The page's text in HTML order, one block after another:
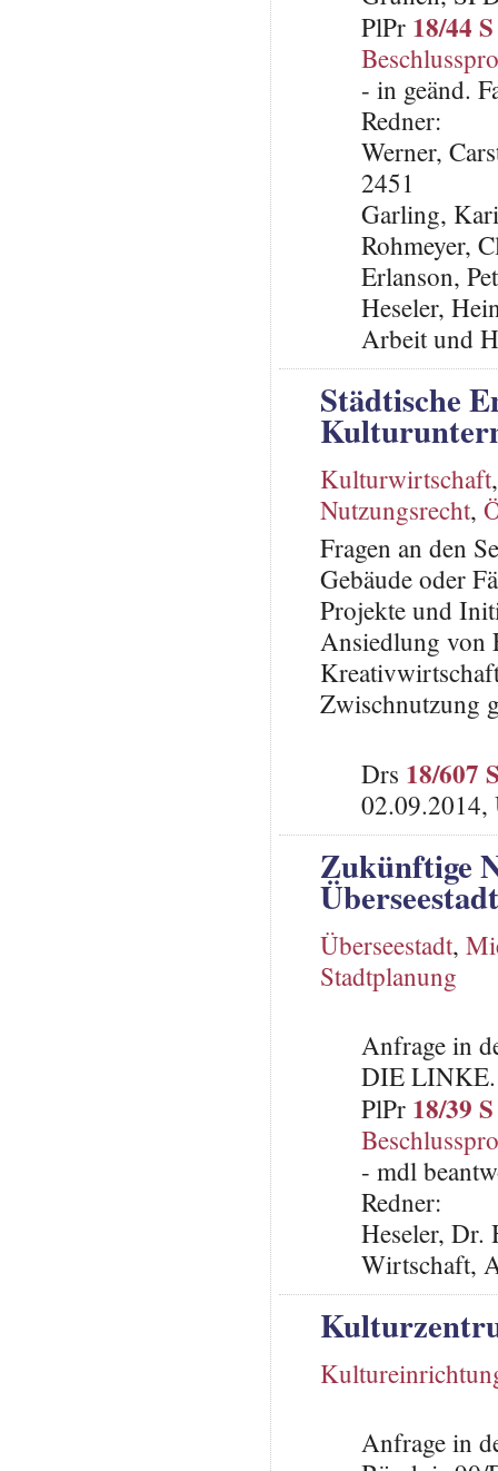
PlPr 18/44 S
- in geänd.
Redner:
Werner,
2451
Garling,
Rohmeyer,
Erlanson,
Heseler,
Arbeit und
Städtische
Kulturwirtschaft
Nutzungsrecht,
Fragen an den
Gebäude oder
Projekte und
Ansiedlung von
Zwischnutzung
Drs 18/607
02.09.2014,
Zukünftige
Überseestadt
Überseestadt,
Stadtplanung
Anfrage in
DIE LINKE.
PlPr 18/39 S
- mdl
Redner:
Heseler, Dr.
Wirtschaft,
Anfrage in